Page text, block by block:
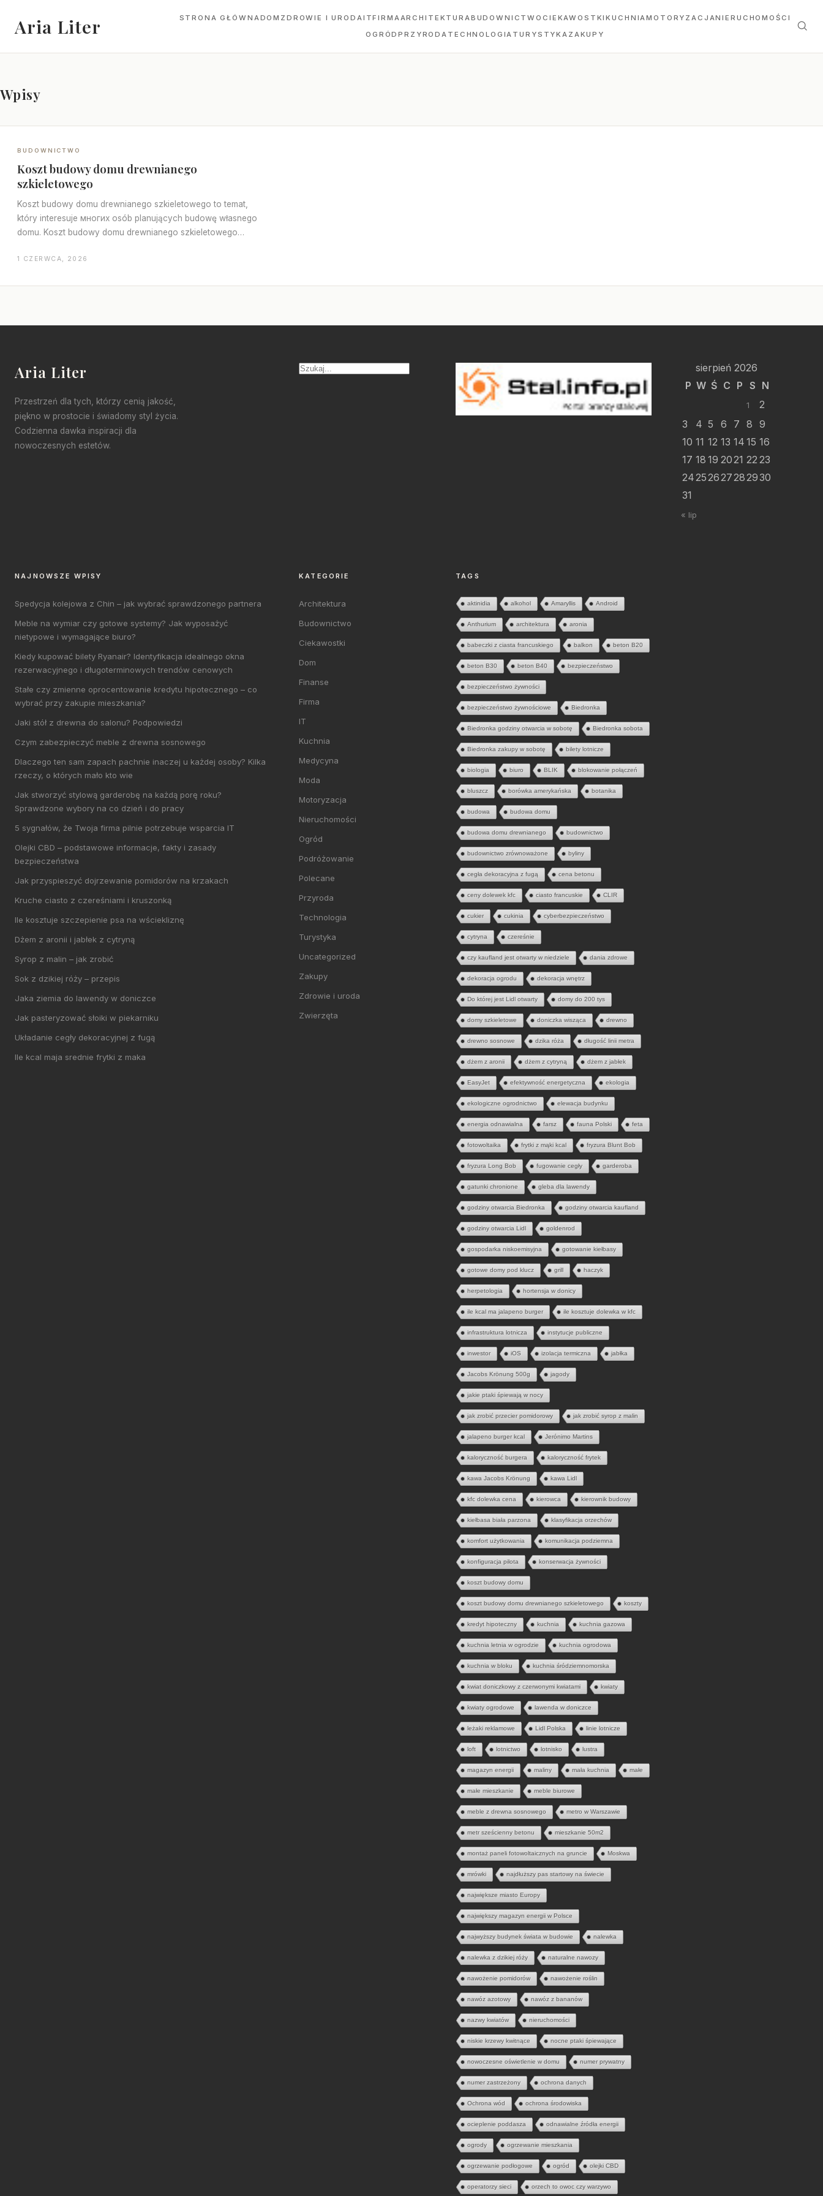
Aria Liter STRONA GŁÓWNADOM ZDROWIE I URODAITFIRMAARCHITEKTURABUDOWNICTWOCIEKAWOSTKIKUCHNIAMOTORYZACJANIERUCHOMOŚCI
OGRÓDPRZYRODA TECHNOLOGIA TURYSTYKA ZAKUPY
Wpisy
BUDOWNICTWO
Koszt budowy domu drewnianego
szkieletowego
Koszt budowy domu drewnianego szkieletowego to temat,
który interesuje многих osób planujących budowę własnego
domu. Koszt budowy domu drewnianego szkieletowego
1 CZERWCA, 2026
Aria Liter
Przestrzeń dla tych, którzy cenią jakość,
piękno w prostocie i świadomy styl życia.
Codzienna dawka inspiracji dla
nowoczesnych estetów.
sierpień 2026
P W Ś C P S N
1
2
3
4 5 6 7 8 9
10 11 12 13 14 15 16
17 18 19 2021 22 23
24252627282930
31
« lip
NAJNOWSZE WPISY
Spedycja kolejowa z Chin – jak wybrać sprawdzonego partnera
Meble na wymiar czy gotowe systemy? Jak wyposażyć
nietypowe i wymagające biuro?
Kiedy kupować bilety Ryanair? Identyfikacja idealnego okna
rezerwacyjnego i długoterminowych trendów cenowych
Stałe czy zmienne oprocentowanie kredytu hipotecznego – co
wybrać przy zakupie mieszkania?
Jaki stół z drewna do salonu? Podpowiedzi
Czym zabezpieczyć meble z drewna sosnowego
Dlaczego ten sam zapach pachnie inaczej u każdej osoby? Kilka
rzeczy, o których mało kto wie
Jak stworzyć stylową garderobę na każdą porę roku?
Sprawdzone wybory na co dzień i do pracy
5 sygnałów, że Twoja firma pilnie potrzebuje wsparcia IT
Olejki CBD – podstawowe informacje, fakty i zasady
bezpieczeństwa
Jak przyspieszyć dojrzewanie pomidorów na krzakach
Kruche ciasto z czereśniami i kruszonką
Ile kosztuje szczepienie psa na wściekliznę
Dżem z aronii i jabłek z cytryną
Syrop z malin – jak zrobić
Sok z dzikiej róży – przepis
Jaka ziemia do lawendy w doniczce
Jak pasteryzować słoiki w piekarniku
Układanie cegły dekoracyjnej z fugą
Ile kcal maja srednie frytki z maka
KATEGORIE
Architektura
Budownictwo
Ciekawostki
Dom
Finanse
Firma
IT
Kuchnia
Medycyna
Moda
Motoryzacja
Nieruchomości
Ogród
Podróżowanie
Polecane
Przyroda
Technologia
Turystyka
Uncategorized
Zakupy
Zdrowie i uroda
Zwierzęta
TAGS
aktinidia alkohol Amaryllis Android
Anthurium architektura aronia
babeczki z ciasta francuskiego balkon beton B20
beton B30 beton B40 bezpieczeństwo
bezpieczeństwo żywności
bezpieczeństwo żywnościowe Biedronka
Biedronka godziny otwarcia w sobotę Biedronka sobota
Biedronka zakupy w sobotę bilety lotnicze
biologia biuro BLIK blokowanie połączeń
bluszcz borówka amerykańska botanika
budowa budowa domu
budowa domu drewnianego budownictwo
budownictwo zrównoważone byliny
cegła dekoracyjna z fugą cena betonu
ceny dolewek kfc ciasto francuskie CLIR
cukier cukinia cyberbezpieczeństwo
cytryna czereśnie
czy kaufland jest otwarty w niedziele dania zdrowe
dekoracja ogrodu dekoracja wnętrz
Do której jest Lidl otwarty domy do 200 tys
domy szkieletowe doniczka wisząca drewno
drewno sosnowe dzika róża długość linii metra
dżem z aronii dżem z cytryną dżem z jabłek
EasyJet efektywność energetyczna ekologia
ekologiczne ogrodnictwo elewacja budynku
energia odnawialna farsz fauna Polski feta
fotowoltaika frytki z mąki kcal fryzura Blunt Bob
fryzura Long Bob fugowanie cegły garderoba
gatunki chronione gleba dla lawendy
godziny otwarcia Biedronka godziny otwarcia kaufland
godziny otwarcia Lidl goldenrod
gospodarka niskoemisyjna gotowanie kiełbasy
gotowe domy pod klucz grill haczyk
herpetologia hortensja w donicy
ile kcal ma jalapeno burger ile kosztuje dolewka w kfc
infrastruktura lotnicza instytucje publiczne
inwestor iOS izolacja termiczna jabłka
Jacobs Krönung 500g jagody
jakie ptaki śpiewają w nocy
jak zrobić przecier pomidorowy jak zrobić syrop z malin
jalapeno burger kcal Jerónimo Martins
kaloryczność burgera kaloryczność frytek
kawa Jacobs Krönung kawa Lidl
kfc dolewka cena kierowca kierownik budowy
kiełbasa biała parzona klasyfikacja orzechów
komfort użytkowania komunikacja podziemna
konfiguracja pilota konserwacja żywności
koszt budowy domu
koszt budowy domu drewnianego szkieletowego koszty
kredyt hipoteczny kuchnia kuchnia gazowa
kuchnia letnia w ogrodzie kuchnia ogrodowa
kuchnia w bloku kuchnia śródziemnomorska
kwiat doniczkowy z czerwonymi kwiatami kwiaty
kwiaty ogrodowe lawenda w doniczce
leżaki reklamowe Lidl Polska linie lotnicze
loft lotnictwo lotnisko lustra
magazyn energii maliny mała kuchnia małe
małe mieszkanie meble biurowe
meble z drewna sosnowego metro w Warszawie
metr sześcienny betonu mieszkanie 50m2
montaż paneli fotowoltaicznych na gruncie Moskwa
mrówki najdłuższy pas startowy na świecie
największe miasto Europy
największy magazyn energii w Polsce
najwyższy budynek świata w budowie nalewka
nalewka z dzikiej róży naturalne nawozy
nawożenie pomidorów nawożenie roślin
nawóz azotowy nawóz z bananów
nazwy kwiatów nieruchomości
niskie krzewy kwitnące nocne ptaki śpiewające
nowoczesne oświetlenie w domu numer prywatny
numer zastrzeżony ochrona danych
Ochrona wód ochrona środowiska
ocieplenie poddasza odnawialne źródła energii
ogrody ogrzewanie mieszkania
ogrzewanie podłogowe ogród olejki CBD
operatorzy sieci orzech to owoc czy warzywo